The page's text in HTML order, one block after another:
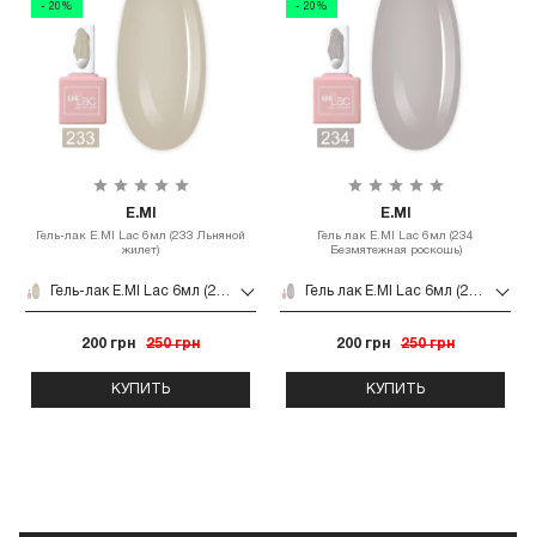
- 20%
E.MI
Гель-лак E.MI Lac 6мл (233 Льняной
жилет)
200 грн 250 грн
КУПИТЬ
- 20%
E.MI
Гель лак E.MI Lac 6мл (234
Безмятежная роскошь)
200 грн 250 грн
КУПИТЬ